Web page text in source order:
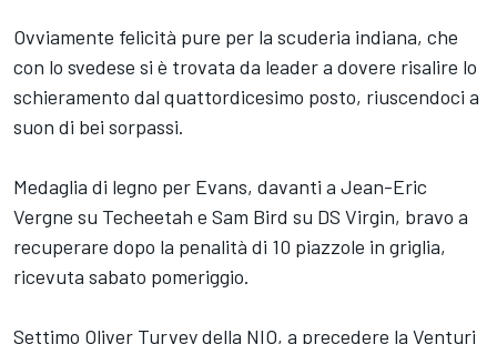
Ovviamente felicità pure per la scuderia indiana, che
con lo svedese si è trovata da leader a dovere risalire lo
schieramento dal quattordicesimo posto, riuscendoci a
suon di bei sorpassi.
Medaglia di legno per Evans, davanti a Jean-Eric
Vergne su Techeetah e Sam Bird su DS Virgin, bravo a
recuperare dopo la penalità di 10 piazzole in griglia,
ricevuta sabato pomeriggio.
Settimo Oliver Turvey della NIO, a precedere la Venturi